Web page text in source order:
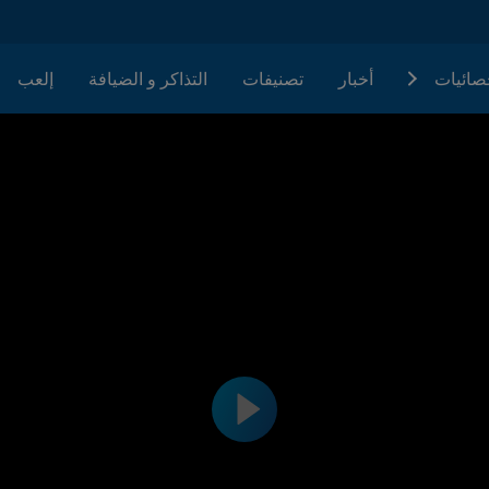
أخبار تصنيفات التذاكر و الضيافة إلعب